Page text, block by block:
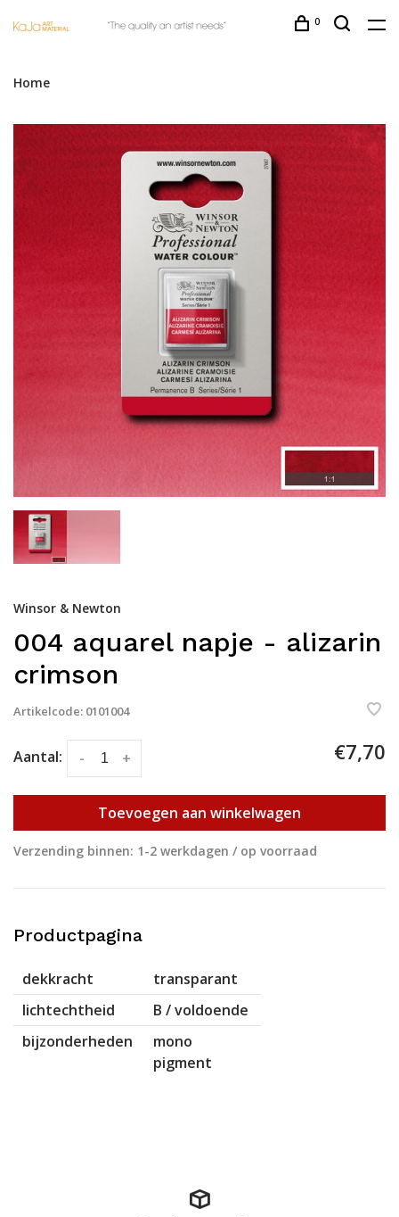
0
Home
Winsor & Newton
004 aquarel napje - alizarin
crimson
Artikelcode: 0101004
Aantal: +
- €7,70
Toevoegen aan winkelwagen
Verzending binnen: 1-2 werkdagen / op voorraad
Productpagina
dekkracht
transparant
lichtechtheid
B / voldoende
bijzonderheden
mono
pigment